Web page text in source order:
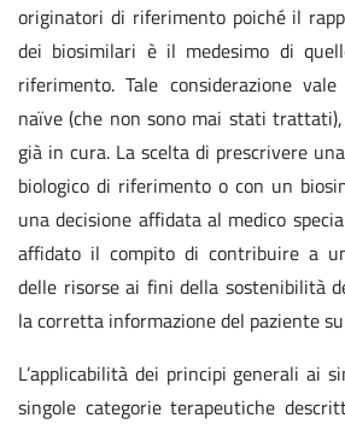
originatori di riferimento poiché il
dei biosimilari è il medesimo di
riferimento. Tale considerazione
naïve (che non sono mai stati
già in cura. La scelta di prescrivere
biologico di riferimento o con un
una decisione affidata al medico
affidato il compito di contribuire a
delle risorse ai fini della sostenibilità
la corretta informazione del paziente
L’applicabilità dei principi generali ai
singole categorie terapeutiche